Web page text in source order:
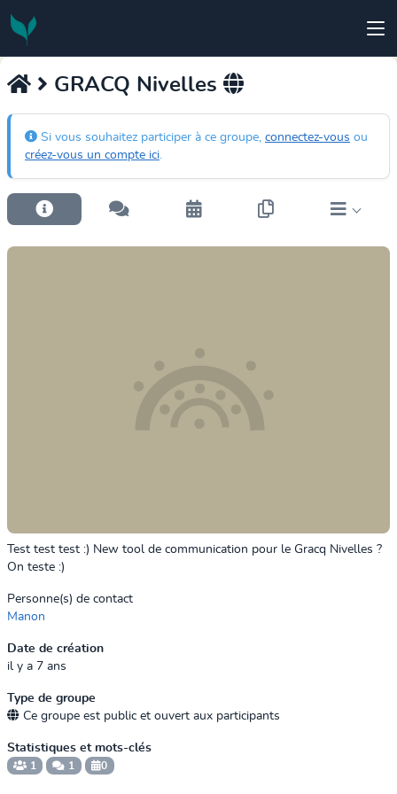
GRACQ Nivelles
Si vous souhaitez participer à ce groupe, connectez-vous ou
créez-vous un compte ici.
Test test test :) New tool de communication pour le Gracq Nivelles ?
On teste :)
Personne(s) de contact
Manon
Date de création
il y a 7 ans
Type de groupe
Ce groupe est public et ouvert aux participants
Statistiques et mots-clés
1 1 0